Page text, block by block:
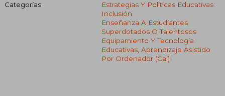
Categorías
Estrategias Y Políticas Educativas:
Inclusión
Enseñanza A Estudiantes
Superdotados O Talentosos
Equipamiento Y Tecnología
Educativas, Aprendizaje Asistido
Por Ordenador (cal)